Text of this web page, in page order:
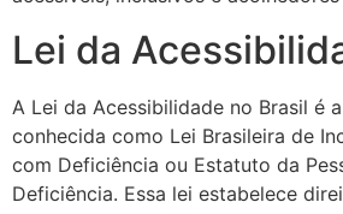
Lei da
A Lei da Acessibilidade no Brasil é
conhecida como Lei Brasileira de
com Deficiência ou Estatuto da
Deficiência. Essa lei estabelece